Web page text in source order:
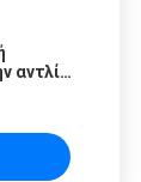
αντλία